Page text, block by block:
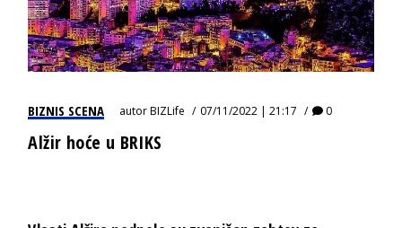
BIZNIS SCENA autorBIZLife 07/11/2022 | 21:17 0
Alžir hoće u BRIKS